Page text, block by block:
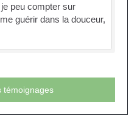
peu compter sur
guérir dans la douceur,
témoignages